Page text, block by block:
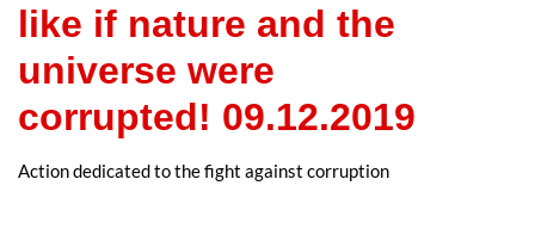
like if nature and the
universe were
corrupted! 09.12.2019
Action dedicated to the fight against corruption